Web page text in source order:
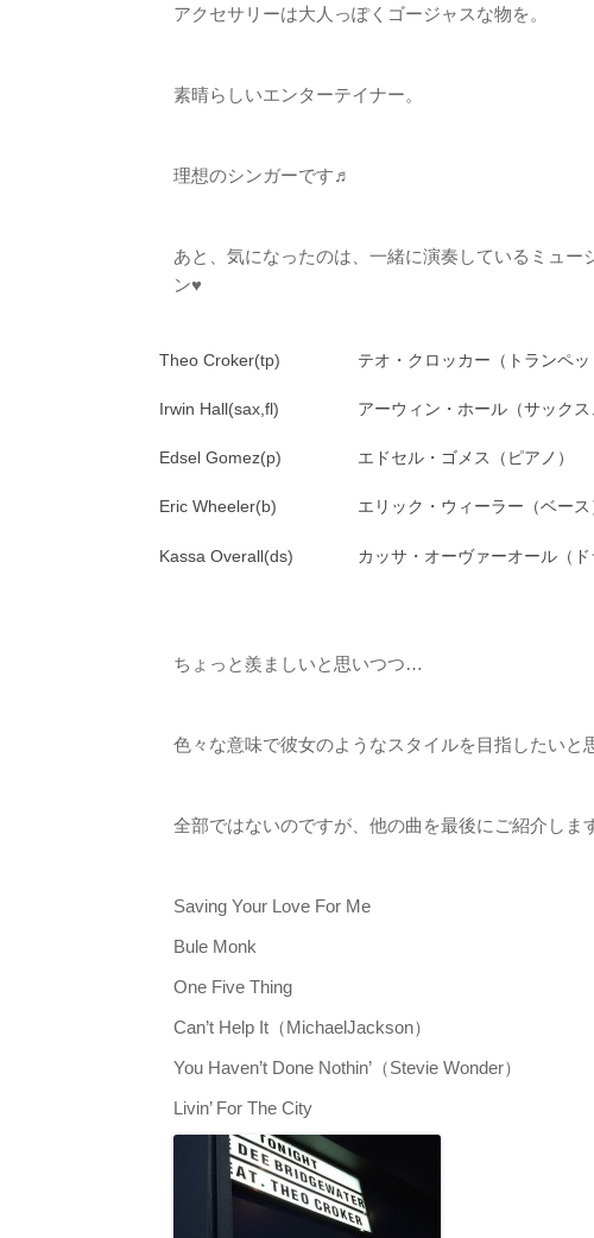
アクセサリーは大人っぽくゴージャスな物を。
素晴らしいエンターテイナー。
理想のシンガーです♬
あと、気になったのは、一緒に演奏しているミュー
ン♥️
Theo Croker(tp) テオ・クロッカー（トランペ
Irwin Hall(sax,fl) アーウィン・ホール（サック
Edsel Gomez(p) エドセル・ゴメス（ピアノ）
Eric Wheeler(b) エリック・ウィーラー（ベース
Kassa Overall(ds) カッサ・オーヴァーオール（
ちょっと羨ましいと思いつつ…
色々な意味で彼女のようなスタイルを目指したいと
全部ではないのですが、他の曲を最後にご紹介し
Saving Your Love For Me
Bule Monk
One Five Thing
Can’t Help It（MichaelJackson）
You Haven’t Done Nothin’（Stevie Wonder）
Livin’ For The City